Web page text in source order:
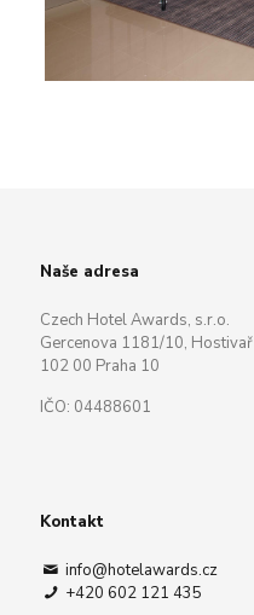
Naše adresa
Czech Hotel Awards, s.r.o.
Gercenova 1181/10, Hostivař
102 00 Praha 10
IČO: 04488601
Kontakt
info@hotelawards.cz
+420 602 121 435